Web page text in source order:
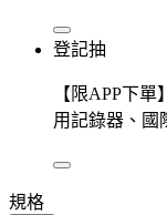
登記抽
【限APP下
用記錄器、國
規格